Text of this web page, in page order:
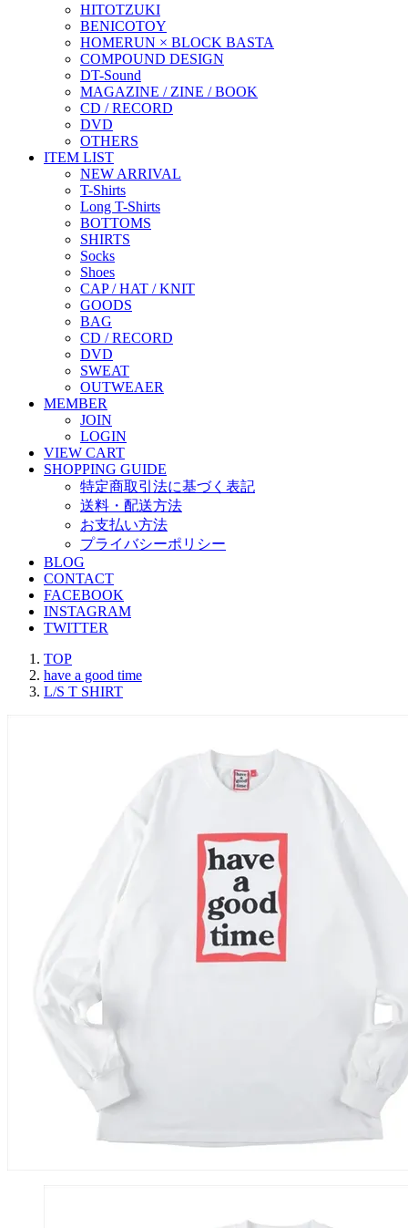
HITOTZUKI
BENICOTOY
HOMERUN × BLOCK BASTA
COMPOUND DESIGN
DT-Sound
MAGAZINE / ZINE / BOOK
CD / RECORD
DVD
OTHERS
ITEM LIST
NEW ARRIVAL
T-Shirts
Long T-Shirts
BOTTOMS
SHIRTS
Socks
Shoes
CAP / HAT / KNIT
GOODS
BAG
CD / RECORD
DVD
SWEAT
OUTWEAER
MEMBER
JOIN
LOGIN
VIEW CART
SHOPPING GUIDE
特定商取引法に基づく表記
送料・配送方法
お支払い方法
プライバシーポリシー
BLOG
CONTACT
FACEBOOK
INSTAGRAM
TWITTER
TOP
have a good time
L/S T SHIRT